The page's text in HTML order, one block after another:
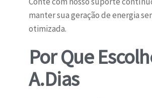
manter sua geração de energia
otimizada.
Por Que
A.Dias